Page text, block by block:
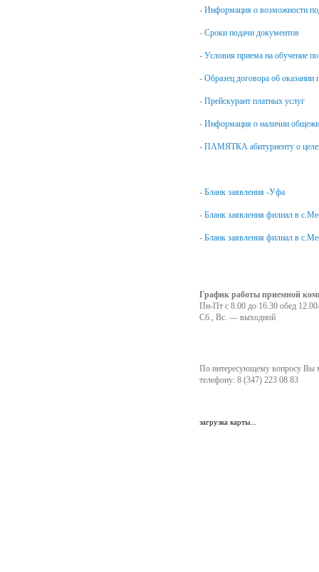
- Информация о возможности
- Сроки подачи документов
- Условия приема на обучение
- Образец договора об оказании
- Прейскурант платных услуг
- Информация о наличии
- ПАМЯТКА абитуриенту о
- Бланк заявления -Уфа
- Бланк заявления филиал в
- Бланк заявления филиал в
График работы приемной
Пн-Пт с 8.00 до 16.30 обед
Сб., Вс. — выходной
По интересующему вопросу Вы
телефону: 8 (347) 223 08 83
загрузка карты...